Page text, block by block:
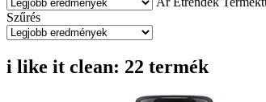
Szűrés
i like it clean: 22 termék